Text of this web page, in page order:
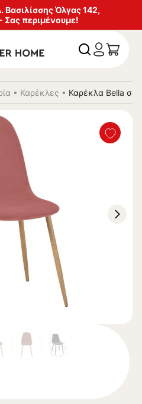
Όλγας 142,
Σας περιμένουμε!
• Καρέκλες • Καρέκλα Bella